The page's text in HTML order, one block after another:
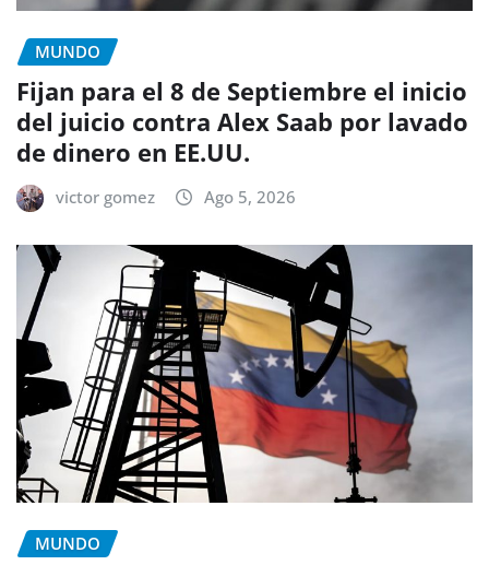
MUNDO
Fijan para el 8 de Septiembre el inicio
del juicio contra Alex Saab por lavado
de dinero en EE.UU.
victor gomez Ago 5, 2026
MUNDO